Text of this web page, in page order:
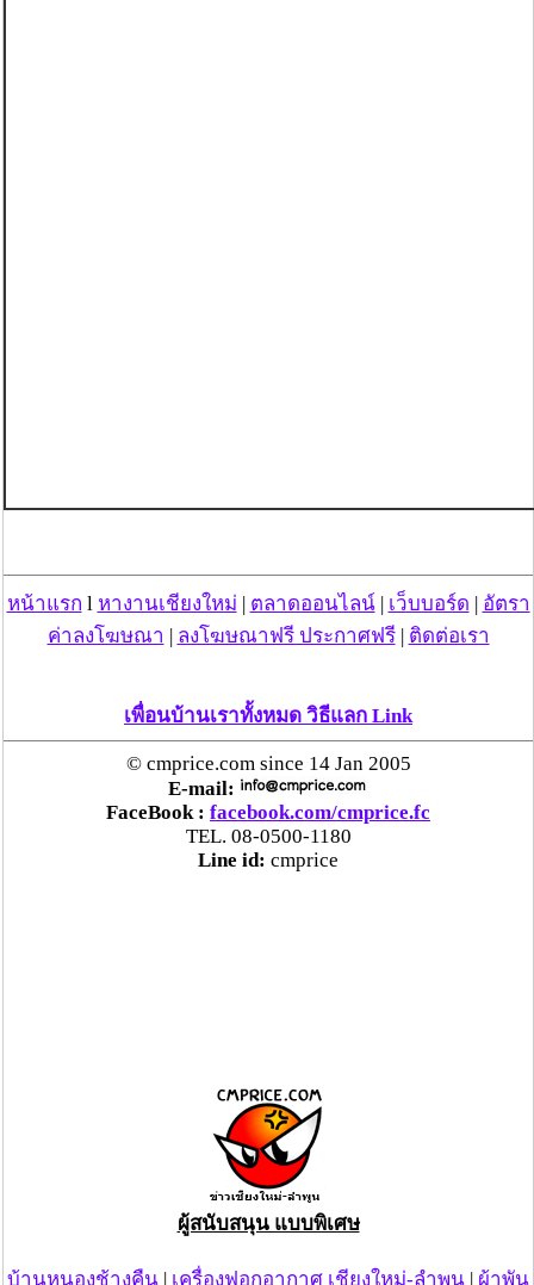
หน้าแรก l หางานเชียงใหม่ | ตลาดออนไลน์| เว็บบอร์ด | อัตรา
ค่าลงโฆษณา | ลงโฆษณาฟรี ประกาศฟรี| ติดต่อเรา
เพื่อนบ้านเราทั้งหมด วิธีแลก Link
© cmprice.com since 14 Jan 2005
E-mail:
FaceBook : facebook.com/cmprice.fc
TEL. 08-0500-1180
Line id: cmprice
ผู้สนับสนุน แบบพิเศษ
บ้านหนองช้างคืน | เครื่องฟอกอากาศ เชียงใหม่-ลำพูน | ผ้าพัน